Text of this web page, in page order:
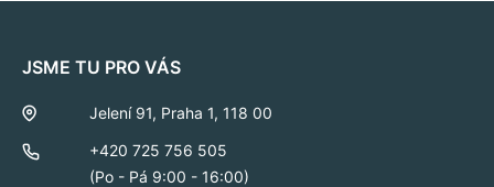
JSME TU PRO VÁS
Jelení 91, Praha 1, 118 00
+420 725 756 505
(Po - Pá 9:00 - 16:00)